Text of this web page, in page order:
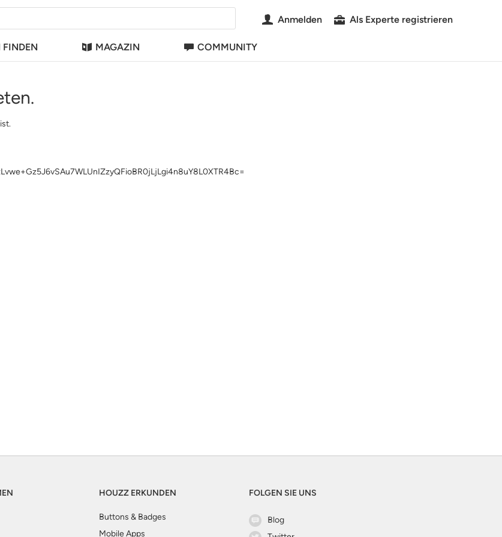
Anmelden Als Experte registrieren
FINDEN MAGAZIN COMMUNITY
HOUZZ ERKUNDEN
Buttons & Badges
Mobile Apps
FOLGEN SIE UNS
Blog